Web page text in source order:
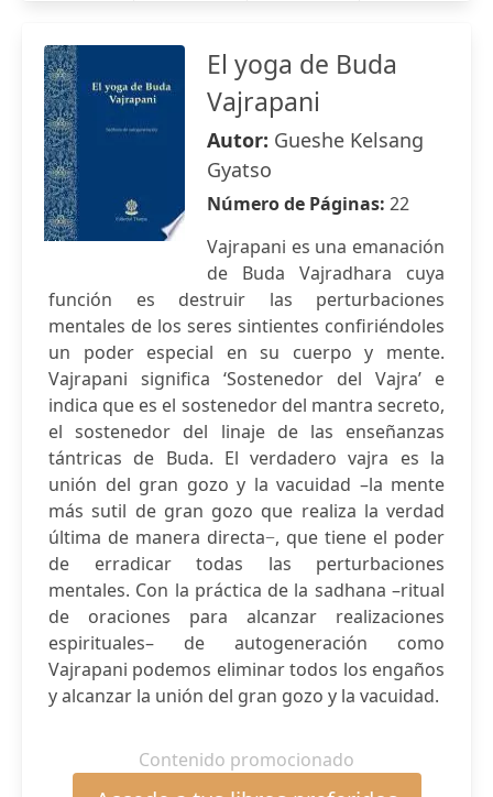
El yoga de Buda
Vajrapani
Autor: Gueshe Kelsang
Gyatso
Número de Páginas: 22
Vajrapani es una emanación
de Buda Vajradhara cuya
función es destruir las perturbaciones
mentales de los seres sintientes confiriéndoles
un poder especial en su cuerpo y mente.
Vajrapani significa ‘Sostenedor del Vajra’ e
indica que es el sostenedor del mantra secreto,
el sostenedor del linaje de las enseñanzas
tántricas de Buda. El verdadero vajra es la
unión del gran gozo y la vacuidad –la mente
más sutil de gran gozo que realiza la verdad
última de manera directa−, que tiene el poder
de erradicar todas las perturbaciones
mentales. Con la práctica de la sadhana –ritual
de oraciones para alcanzar realizaciones
espirituales– de autogeneración como
Vajrapani podemos eliminar todos los engaños
y alcanzar la unión del gran gozo y la vacuidad.
Contenido promocionado